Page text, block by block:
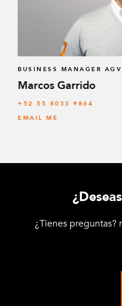
BUSINESS MANAGER
Marcos Garrido
+52 55 8033 9864
EMAIL ME
¿Tienes preguntas?